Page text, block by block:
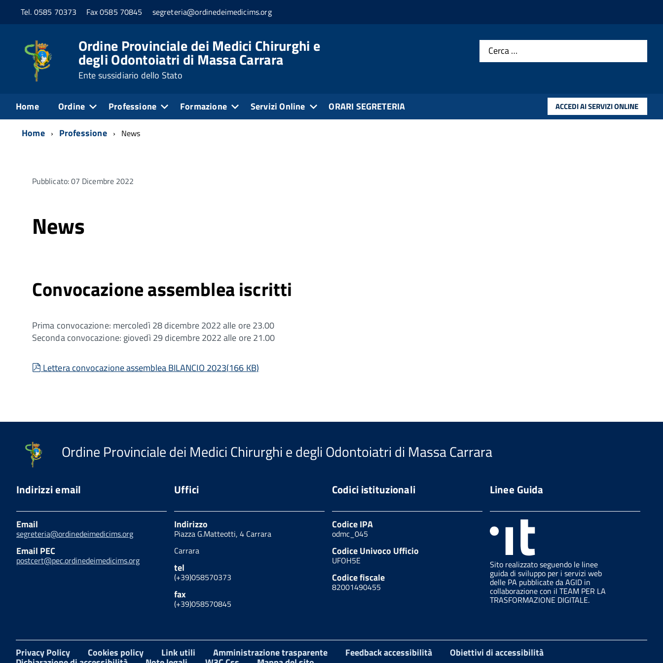
Tel. 0585 70373 Fax 0585 70845 segreteria@ordinedeimedicims.org
Ordine Provinciale dei Medici Chirurghi e
degli Odontoiatri di Massa Carrara
Ente sussidiario dello Stato
Cerca …
Home Ordine Professione Formazione Servizi Online ORARI SEGRETERIA ACCEDI AI SERVIZI ONLINE
Home Professione News
Pubblicato: 07 Dicembre 2022
News
Convocazione assemblea iscritti
Prima convocazione: mercoledì 28 dicembre 2022 alle ore 23.00
Seconda convocazione: giovedì 29 dicembre 2022 alle ore 21.00
pdf
Lettera convocazione assemblea BILANCIO 2023(166 KB)
Ordine Provinciale dei Medici Chirurghi e degli Odontoiatri di Massa Carrara
Indirizzi email
Email
segreteria@ordinedeimedicims.org
Email PEC
postcert@pec.ordinedeimedicims.org
Uffici
Indirizzo
Piazza G.Matteotti, 4 Carrara
Carrara
tel
(+39)058570373
fax
(+39)058570845
Codici istituzionali
Codice IPA
odmc_045
Codice Univoco Ufficio
UFOH5E
Codice fiscale
82001490455
Linee Guida
Sito realizzato seguendo le linee
guida di sviluppo per i servizi web
delle PA pubblicate da AGID in
collaborazione con il TEAM PER LA
TRASFORMAZIONE DIGITALE.
Privacy Policy Cookies policy Link utili Amministrazione trasparente Feedback accessibilità Obiettivi di accessibilità